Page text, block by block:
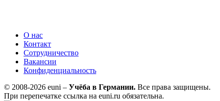
О нас
Контакт
Сотрудничество
Вакансии
Конфиденциальность
© 2008-2026 euni – Учёба в Германии. Все права защищены.
При перепечатке ссылка на euni.ru обязательна.